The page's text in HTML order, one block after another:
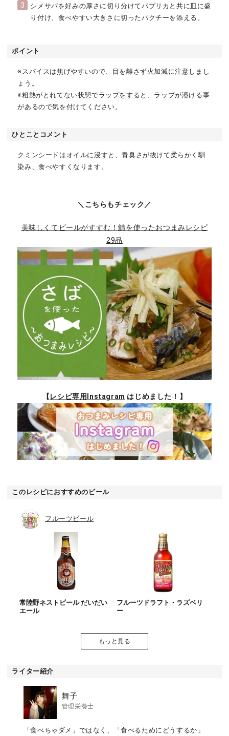
3
シメサバを好みの厚さに切り分けてパプリカと共に皿に盛
り付け、食べやすい大きさに切ったパクチーを添える。
ポイント
※スパイスは焦げやすいので、目を離さず火加減に注意しまし
ょう。
※粗熱がとれてない状態でラップをすると、ラップが溶ける事
があるので気を付けてください。
ひとことコメント
クミンシードはオイルに浸すと、青臭さが抜けて柔らかく馴
染み、食べやすくなります。
＼こちらもチェック／
美味しくてビールがすすむ！鯖を使ったおつまみレシピ
29品
【レシピ専用Instagram はじめました！】
このレシピにおすすめのビール
フルーツビール
常陸野ネストビール だいだい
エール
フルーツドラフト・ラズベリ
ー
もっと見る
ライター紹介
舞子
管理栄養士
「食べちゃダメ」ではなく、「食べるためにどうするか」